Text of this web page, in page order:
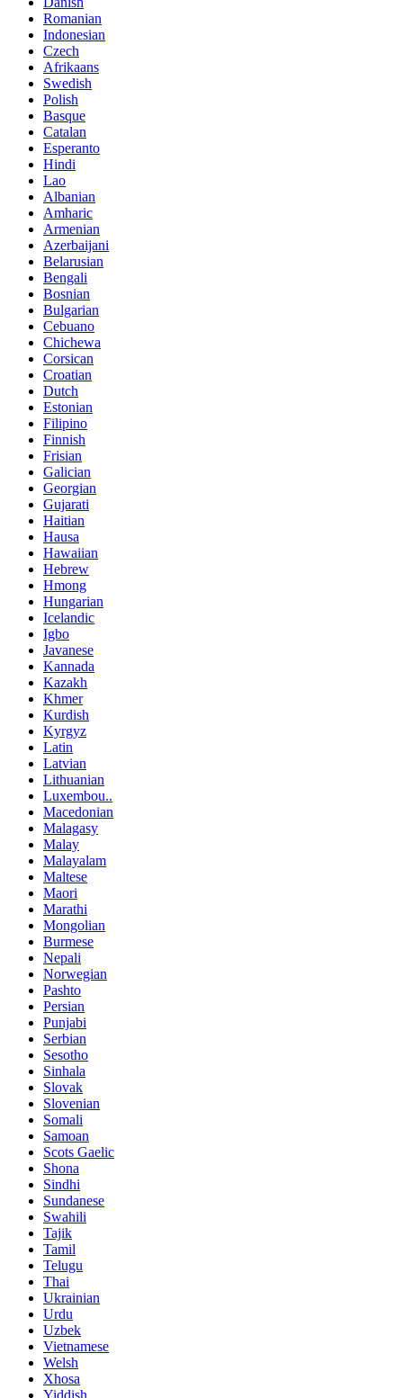
Romanian
Indonesian
Czech
Afrikaans
Swedish
Polish
Basque
Catalan
Esperanto
Hindi
Lao
Albanian
Amharic
Armenian
Azerbaijani
Belarusian
Bengali
Bosnian
Bulgarian
Cebuano
Chichewa
Corsican
Croatian
Dutch
Estonian
Filipino
Finnish
Frisian
Galician
Georgian
Gujarati
Haitian
Hausa
Hawaiian
Hebrew
Hmong
Hungarian
Icelandic
Igbo
Javanese
Kannada
Kazakh
Khmer
Kurdish
Kyrgyz
Latin
Latvian
Lithuanian
Luxembou..
Macedonian
Malagasy
Malay
Malayalam
Maltese
Maori
Marathi
Mongolian
Burmese
Nepali
Norwegian
Pashto
Persian
Punjabi
Serbian
Sesotho
Sinhala
Slovak
Slovenian
Somali
Samoan
Scots Gaelic
Shona
Sindhi
Sundanese
Swahili
Tajik
Tamil
Telugu
Thai
Ukrainian
Urdu
Uzbek
Vietnamese
Welsh
Xhosa
Yiddish